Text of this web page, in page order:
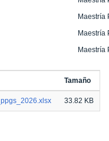
Maestría
Maestría
Maestría
Tamaño
33.82 KB